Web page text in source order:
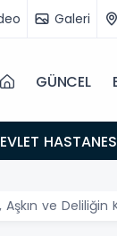
Galeri
GÜNCEL
Aşkın ve Deliliğin